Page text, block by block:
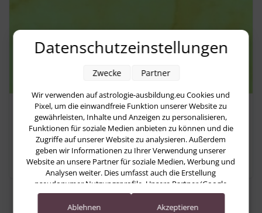
Typische Vorurteile gegen die
Astrologie. Falsche Aussage (1)
Astrologie
Datenschutzeinstellungen
Wir verwenden auf astrologie-ausbildung.eu Cookies und
Pixel, um die einwandfreie Funktion unserer Website zu
gewährleisten, Inhalte und Anzeigen zu personalisieren,
Funktionen für soziale Medien anbieten zu können und die
Zugriffe auf unserer Website zu analysieren. Außerdem
geben wir Informationen zu Ihrer Verwendung unserer
Website an unsere Partner für soziale Medien, Werbung und
Analysen weiter. Dies umfasst auch die Erstellung
pseudonymer Nutzungsprofile. Unsere Partner (Google
Advertising Products) führen diese Informationen
möglicherweise mit weiteren Daten zusammen, die Sie ihnen
Zwecke Partner
Ablehnen Akzeptieren